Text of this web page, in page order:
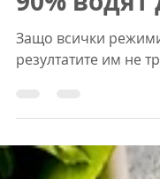
Защо
режими
Защо всички
резултатите им не